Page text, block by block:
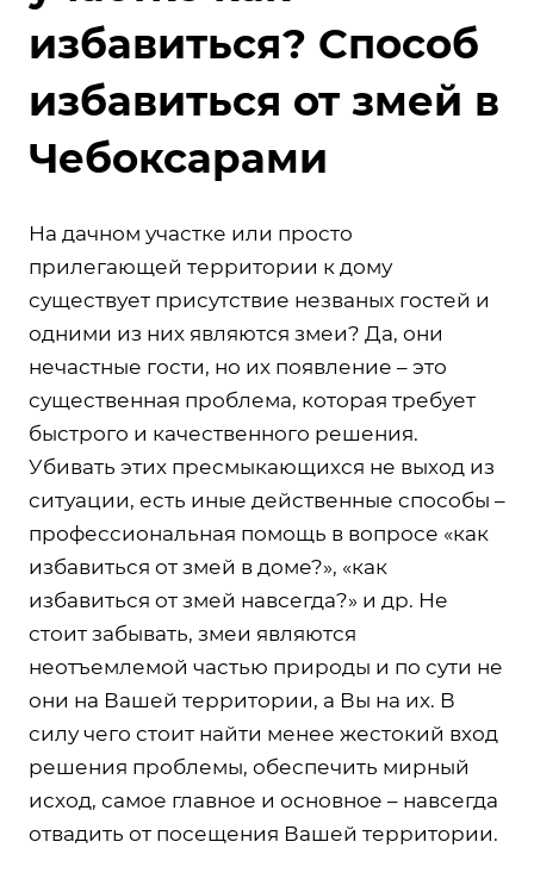
избавиться? Способ
избавиться от змей в
Чебоксарами
На дачном участке или просто
прилегающей территории к дому
существует присутствие незваных гостей и
одними из них являются змеи? Да, они
нечастные гости, но их появление – это
существенная проблема, которая требует
быстрого и качественного решения.
Убивать этих пресмыкающихся не выход из
ситуации, есть иные действенные способы –
профессиональная помощь в вопросе «как
избавиться от змей в доме?», «как
избавиться от змей навсегда?» и др. Не
стоит забывать, змеи являются
неотъемлемой частью природы и по сути не
они на Вашей территории, а Вы на их. В
силу чего стоит найти менее жестокий вход
решения проблемы, обеспечить мирный
исход, самое главное и основное – навсегда
отвадить от посещения Вашей территории.